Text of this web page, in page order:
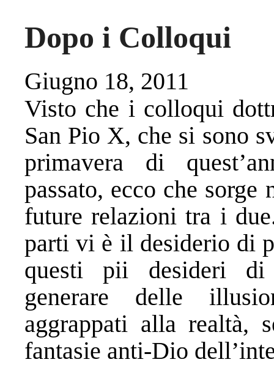
Dopo i Colloqui
Giugno 18, 2011
Visto che i colloqui
San Pio X, che si sono
primavera di
passato, ecco che sorge
future relazioni tra i
parti vi è il desiderio di
questi pii desideri di
generare delle
aggrappati alla realtà,
fantasie anti-Dio